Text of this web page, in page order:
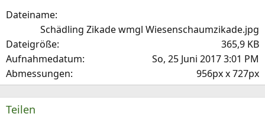
(
Dateiname
Schädling Zikade wmgl Wiesenschaumzikade.jpg
Dateigröße
365,9 KB
Aufnahmedatum
So, 25 Juni 2017 3:01 PM
Abmessungen
956px x 727px
Teilen